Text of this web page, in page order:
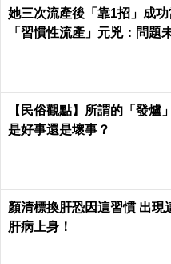
她三次流產後「靠1招」成
「習慣性流產」元兇：問題
【民俗觀點】所謂的「發爐
是好事還是壞事？
顏清標換肝恐因這習慣 出現
肝病上身！